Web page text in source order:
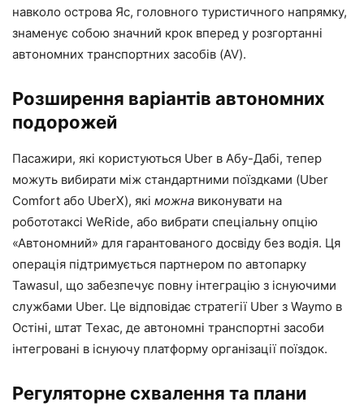
навколо острова Яс, головного туристичного напрямку,
знаменує собою значний крок вперед у розгортанні
автономних транспортних засобів (AV).
Розширення варіантів автономних
подорожей
Пасажири, які користуються Uber в Абу-Дабі, тепер
можуть вибирати між стандартними поїздками (Uber
Comfort або UberX), які можна виконувати на
робототаксі WeRide, або вибрати спеціальну опцію
«Автономний» для гарантованого досвіду без водія. Ця
операція підтримується партнером по автопарку
Tawasul, що забезпечує повну інтеграцію з існуючими
службами Uber. Це відповідає стратегії Uber з Waymo в
Остіні, штат Техас, де автономні транспортні засоби
інтегровані в існуючу платформу організації поїздок.
Регуляторне схвалення та плани